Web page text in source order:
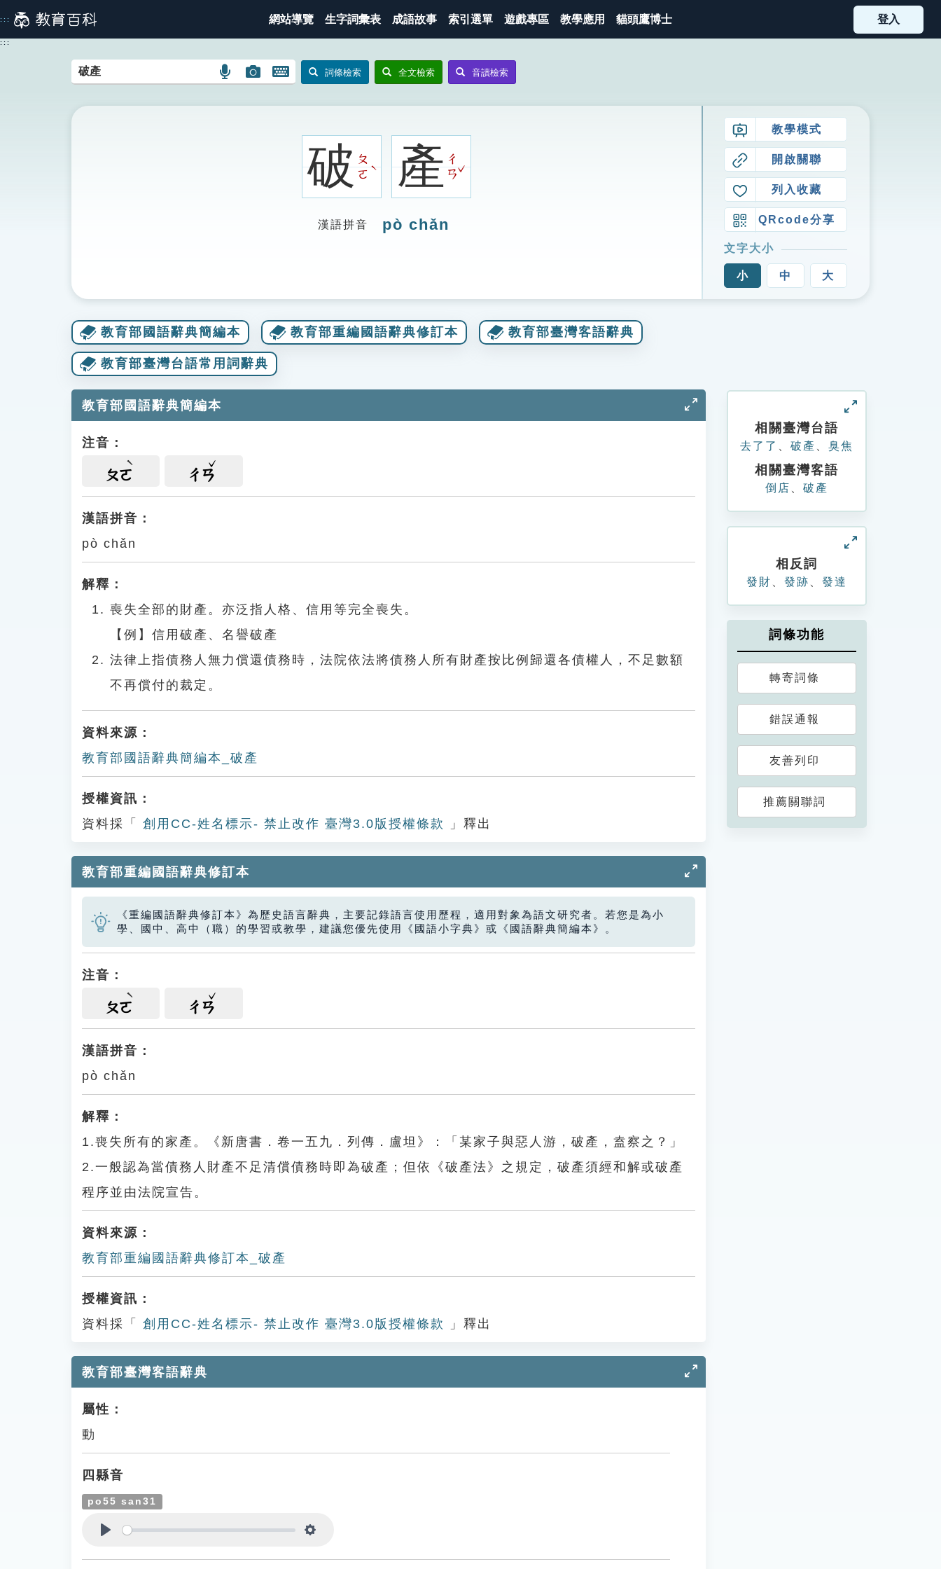
到
主
::: 網站導覽 生字詞彙表 成語故事 索引選單 遊戲專區 教學應用 貓頭鷹博士 登入
:::
語
搜
圖
搜
開
鍵
詞條檢索 全文檢索 音讀檢索
破ㄆ
ㄛ
ˋ 產ㄔ
ㄢ
ˇ
漢語拼音 pò chǎn
教學模式
開啟關聯
列入收藏
QRcode分享
文字大小
小 中 大
教育部國語辭典簡編本 教育部重編國語辭典修訂本 教育部臺灣客語辭典
教育部臺灣台語常用詞辭典
教育部國語辭典簡編本
注音：
ㄆㄛ ㄔㄢ
漢語拼音：
pò chǎn
解釋：
喪失全部的財產。亦泛指人格、信用等完全喪失。
【例】信用破產、名譽破產
法律上指債務人無力償還債務時，法院依法將債務人所有財產按比例歸還各債權人，不足數額
不再償付的裁定。
資料來源：
教育部國語辭典簡編本_破產
授權資訊：
資料採「
創用CC-姓名標示- 禁止改作 臺灣3.0版授權條款 」釋出
教育部重編國語辭典修訂本
《重編國語辭典修訂本》為歷史語言辭典，主要記錄語言使用歷程，適用對象為語文研究者。若您是為小
學、國中、高中（職）的學習或教學，建議您優先使用《國語小字典》或《國語辭典簡編本》。
注音：
ㄆㄛ ㄔㄢ
漢語拼音：
pò chǎn
解釋：
1.喪失所有的家產。《新唐書．卷一五九．列傳．盧坦》：「某家子與惡人游，破產，盍察之？」
2.一般認為當債務人財產不足清償債務時即為破產；但依《破產法》之規定，破產須經和解或破產
程序並由法院宣告。
資料來源：
教育部重編國語辭典修訂本_破產
授權資訊：
資料採「
創用CC-姓名標示- 禁止改作 臺灣3.0版授權條款 」釋出
教育部臺灣客語辭典
屬性：
動
四縣音
po55 san31
相關臺灣台語
去了了 破產 臭焦
相關臺灣客語
倒店 破產
相反詞
發財 發跡 發達
詞條功能
轉寄詞條
錯誤通報
友善列印
推薦關聯詞